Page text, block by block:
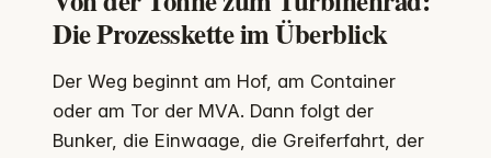
Die Prozesskette im Überblick
Der Weg beginnt am Hof, am Container
oder am Tor der MVA. Dann folgt der
Bunker, die Einwaage, die Greiferfahrt, der